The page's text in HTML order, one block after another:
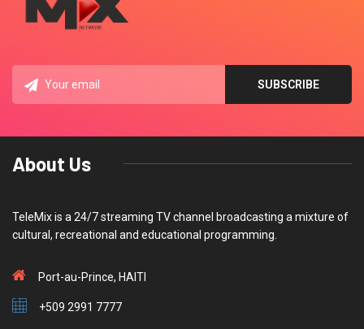
About Us
TeleMix is a 24/7 streaming TV channel broadcasting a mixture of
cultural, recreational and educational programming.
Port-au-Prince, HAITI
+509 2991 7777